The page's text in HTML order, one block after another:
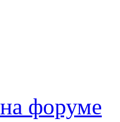
форуме